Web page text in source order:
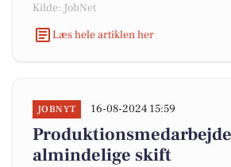
Kilde: JobNet
Læs hele artiklen her
JOBNYT 16-08-2024 15:59
almindelige skift